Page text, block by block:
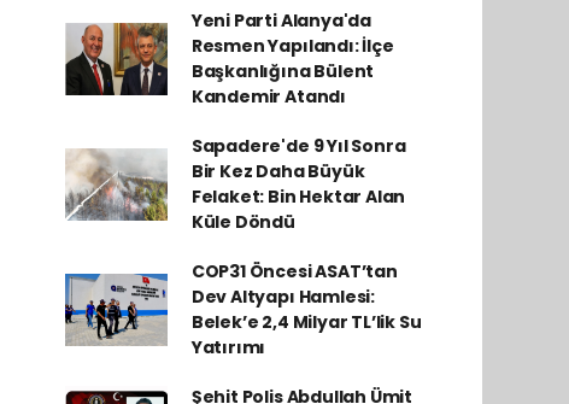
Yeni Parti Alanya'da
Resmen Yapılandı: İlçe
Başkanlığına Bülent
Kandemir Atandı
Sapadere'de 9 Yıl Sonra
Bir Kez Daha Büyük
Felaket: Bin Hektar Alan
Küle Döndü
COP31 Öncesi ASAT’tan
Dev Altyapı Hamlesi:
Belek’e 2,4 Milyar TL’lik Su
Yatırımı
Şehit Polis Abdullah Ümit